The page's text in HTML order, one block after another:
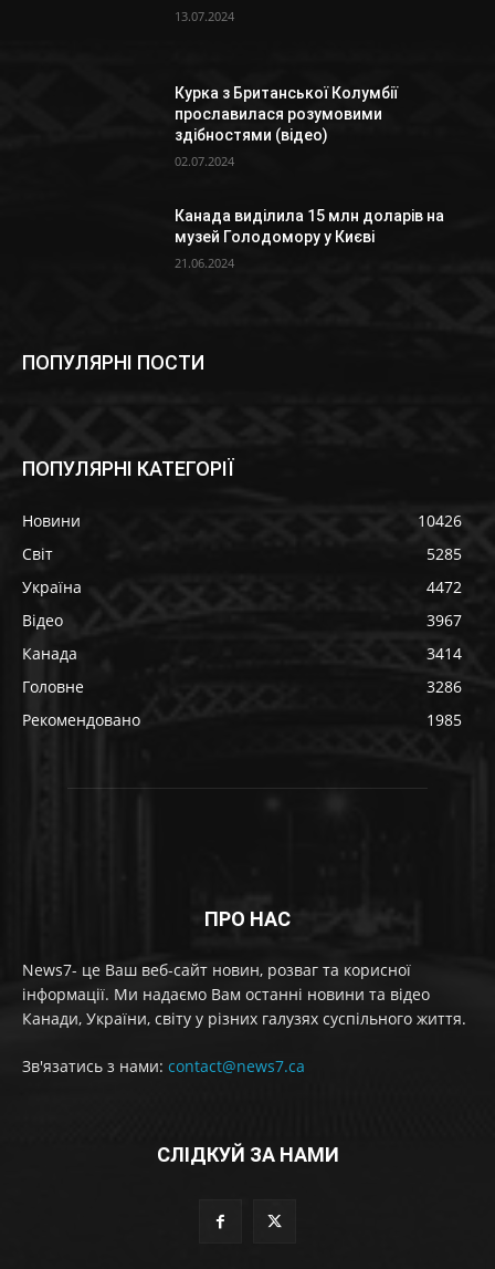
13.07.2024
Курка з Британської Колумбії
прославилася розумовими
здібностями (відео)
02.07.2024
Канада виділила 15 млн доларів на
музей Голодомору у Києві
21.06.2024
ПОПУЛЯРНІ ПОСТИ
ПОПУЛЯРНІ КАТЕГОРІЇ
Новини
10426
Світ
5285
Україна
4472
Відео
3967
Канада
3414
Головне
3286
Рекомендовано
1985
ПРО НАС
News7- це Ваш веб-сайт новин, розваг та корисної
інформації. Ми надаємо Вам останні новини та відео
Канади, України, світу у різних галузях суспільного життя.
Зв'язатись з нами: contact@news7.ca
СЛІДКУЙ ЗА НАМИ